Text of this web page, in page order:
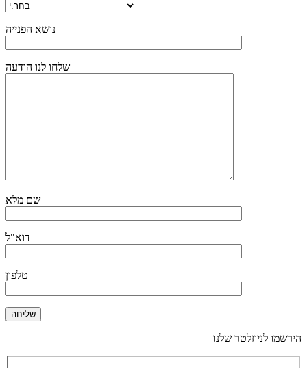
נושא הפנייה
שלחו לנו הודעה
שם מלא
דוא"ל
טלפון
הירשמו לניוזלטר שלנו